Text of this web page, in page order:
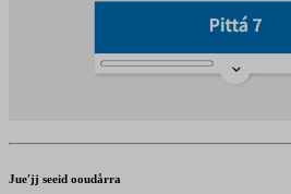
Jueʹjj seeid ooudårra